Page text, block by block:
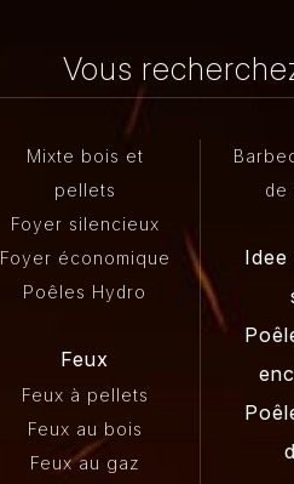
Vous
Mixte bois et
pellets
Foyer silencieux
Foyer économique
Poêles Hydro
Feux
Feux à pellets
Feux au bois
Feux au gaz
de
Idee